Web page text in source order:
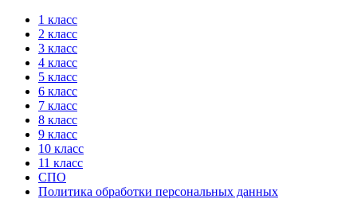
Перейти
содержимому
1 класс
2 класс
3 класс
4 класс
5 класс
6 класс
7 класс
8 класс
9 класс
10 класс
11 класс
СПО
Политика обработки персональных данных